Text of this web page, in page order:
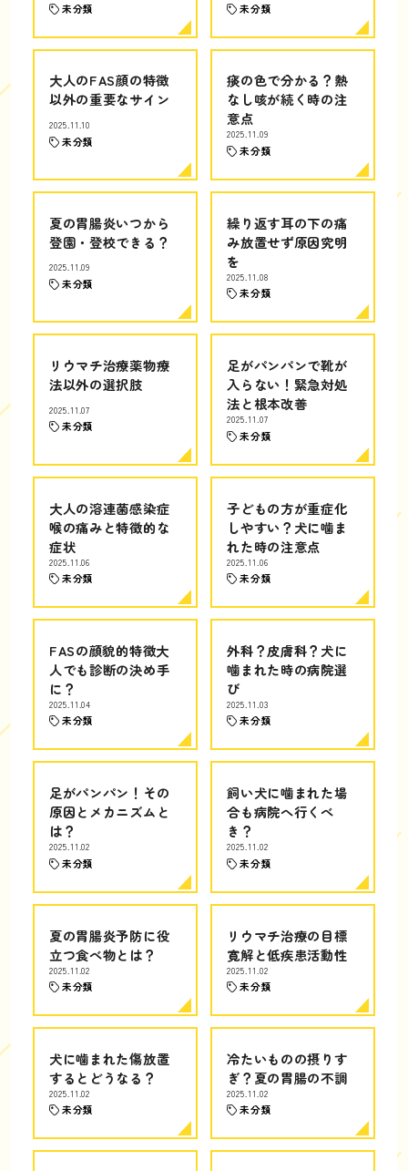
未分類 未分類
大人のFAS顔の特徴
以外の重要なサイン
2025.11.10
未分類
痰の色で分かる？熱
なし咳が続く時の注
意点
2025.11.09
未分類
夏の胃腸炎いつから
登園・登校できる？
2025.11.09
未分類
繰り返す耳の下の痛
み放置せず原因究明
を
2025.11.08
未分類
リウマチ治療薬物療
法以外の選択肢
2025.11.07
未分類
足がパンパンで靴が
入らない！緊急対処
法と根本改善
2025.11.07
未分類
大人の溶連菌感染症
喉の痛みと特徴的な
症状
2025.11.06
未分類
子どもの方が重症化
しやすい？犬に噛ま
れた時の注意点
2025.11.06
未分類
FASの顔貌的特徴大
人でも診断の決め手
に？
2025.11.04
未分類
外科？皮膚科？犬に
噛まれた時の病院選
び
2025.11.03
未分類
足がパンパン！その
原因とメカニズムと
は？
2025.11.02
未分類
飼い犬に噛まれた場
合も病院へ行くべ
き？
2025.11.02
未分類
夏の胃腸炎予防に役
立つ食べ物とは？
2025.11.02
未分類
リウマチ治療の目標
寛解と低疾患活動性
2025.11.02
未分類
犬に噛まれた傷放置
するとどうなる？
2025.11.02
未分類
冷たいものの摂りす
ぎ？夏の胃腸の不調
2025.11.02
未分類